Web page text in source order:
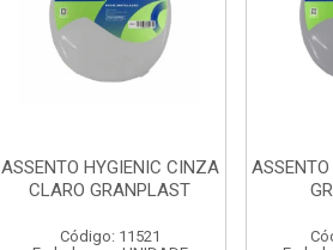
ASSENTO HYGIENIC CINZA
CLARO GRANPLAST
Código: 11521